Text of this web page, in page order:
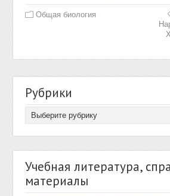
Общая биология
Рубрики
Учебная литература,
материалы